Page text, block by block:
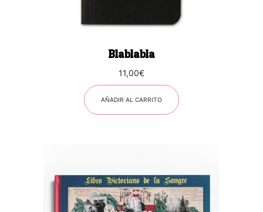
Blablabla
11,00€
AÑADIR AL CARRITO